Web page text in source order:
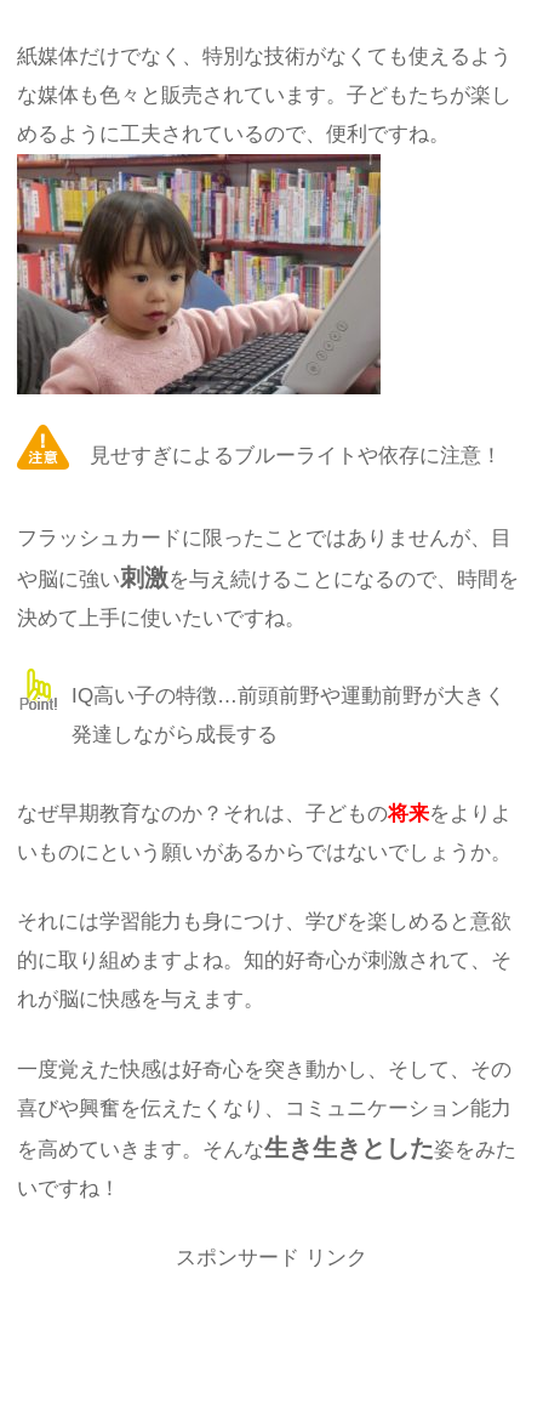
紙媒体だけでなく、特別な技術がなくても使えるよう
な媒体も色々と販売されています。子どもたちが楽し
めるように工夫されているので、便利ですね。
見せすぎによるブルーライトや依存に注意！
フラッシュカードに限ったことではありませんが、目
や脳に強い刺激を与え続けることになるので、時間を
決めて上手に使いたいですね。
IQ高い子の特徴…前頭前野や運動前野が大きく
発達しながら成長する
なぜ早期教育なのか？それは、子どもの将来をよりよ
いものにという願いがあるからではないでしょうか。
それには学習能力も身につけ、学びを楽しめると意欲
的に取り組めますよね。知的好奇心が刺激されて、そ
れが脳に快感を与えます。
一度覚えた快感は好奇心を突き動かし、そして、その
喜びや興奮を伝えたくなり、コミュニケーション能力
を高めていきます。そんな生き生きとした姿をみた
いですね！
スポンサード リンク